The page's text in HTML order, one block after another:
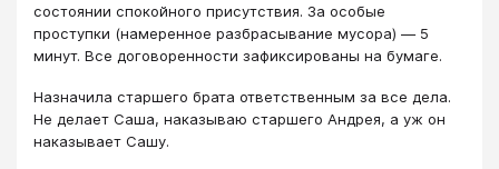
состоянии спокойного присутствия. За особые
проступки (намеренное разбрасывание мусора) ― 5
минут. Все договоренности зафиксированы на бумаге.
Назначила старшего брата ответственным за все дела.
Не делает Саша, наказываю старшего Андрея, а уж он
наказывает Сашу.